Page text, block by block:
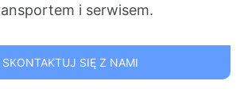
i serwisem.
SKONTAKTUJ SIĘ Z NAMI